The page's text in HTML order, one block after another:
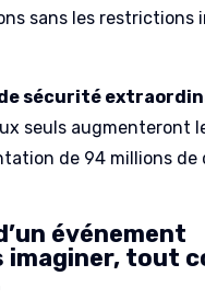
sans les restrictions
de sécurité
seuls augmenteront
de 94 millions de
événement
tout